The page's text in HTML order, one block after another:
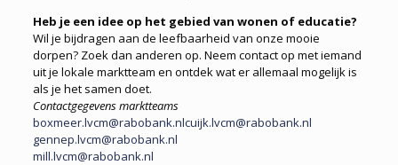
Heb je een idee op het gebied van wonen of educatie?
Wil je bijdragen aan de leefbaarheid van onze mooie
dorpen? Zoek dan anderen op. Neem contact op met iemand
uit je lokale marktteam en ontdek wat er allemaal mogelijk is
als je het samen doet.
Contactgegevens marktteams
boxmeer.lvcm@rabobank.nlcuijk.lvcm@rabobank.nl
gennep.lvcm@rabobank.nl
mill.lvcm@rabobank.nl